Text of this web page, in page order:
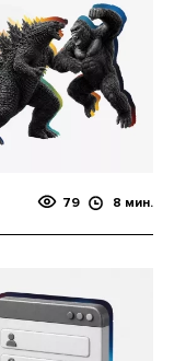
79 8 мин.